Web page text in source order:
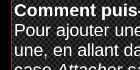
Comment
Pour ajouter
une, en allant